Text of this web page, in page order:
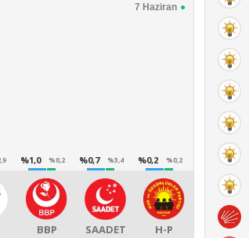
7 Haziran
%1,0 %0,2
BBP
%0,7 %3,4
SAADET
%0,2 %0,2
H-P